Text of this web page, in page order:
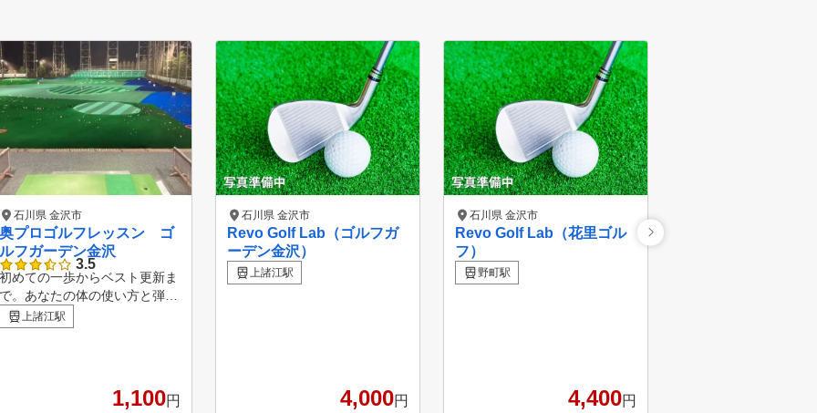
石川県 金沢市
奥プロゴルフレッスン ゴ
ルフガーデン金沢
3.5
初めての一歩からベスト更新ま
で。あなたの体の使い方と弾道
の因果に寄り添い、再現性の高
いショットづくりをサポートし
ドのフェアウェイに全32打席を
上諸江駅
1,100円
石川県 金沢市
Revo Golf Lab（ゴルフガ
ーデン金沢）
上諸江駅
4,000円
石川県 金沢市
Revo Golf Lab（花里ゴル
フ）
野町駅
4,400円